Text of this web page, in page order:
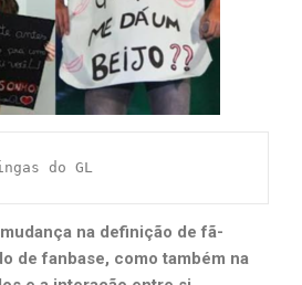
do GL
na definição de fã-
de fanbase, como também na